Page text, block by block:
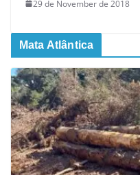
29 de November de 2018
Mata Atlântica